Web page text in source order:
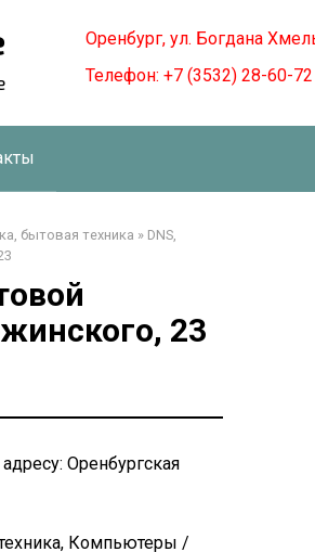
Оренбург, ул. Богдана
Телефон: +7 (3532) 28-60-72
бытовая техника » DNS,
23
Оренбургская
Компьютеры /